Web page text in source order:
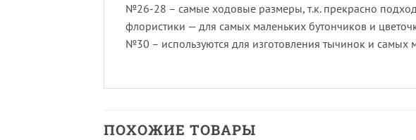
№26-28 – самые ходовые размеры, т.к. прекрасно
флористики — для самых маленьких бутончиков и
№30 – используются для изготовления тычинок и самых
ПОХОЖИЕ ТОВАРЫ